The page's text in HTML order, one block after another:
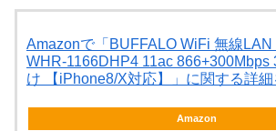
Amazonで「BUFFALO WiFi 無線LAN
WHR-1166DHP4 11ac 866+300Mbps
け 【iPhone8/X対応】」に関する詳細
Amazon